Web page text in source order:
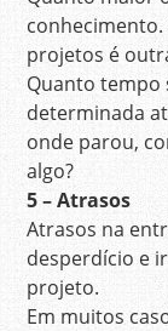
projetos é
Quanto tempo
determinada
onde parou,
algo?
5 – Atrasos
Atrasos na
desperdício e
projeto.
Em muitos